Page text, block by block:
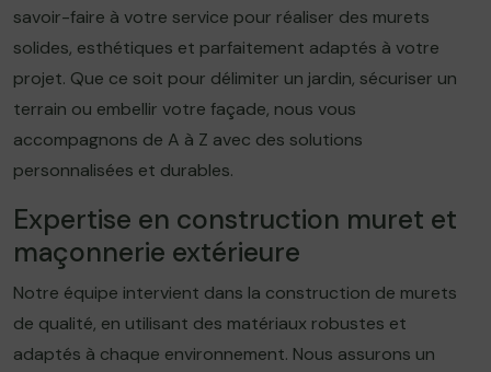
savoir-faire à votre service pour réaliser des murets
solides, esthétiques et parfaitement adaptés à votre
projet. Que ce soit pour délimiter un jardin, sécuriser un
terrain ou embellir votre façade, nous vous
accompagnons de A à Z avec des solutions
personnalisées et durables.
Expertise en construction muret et
maçonnerie extérieure
Notre équipe intervient dans la construction de murets
de qualité, en utilisant des matériaux robustes et
adaptés à chaque environnement. Nous assurons un